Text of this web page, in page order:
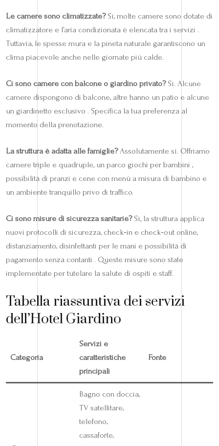
Le camere sono climatizzate?Sì, molte camere sono dotate di
climatizzatore e l’aria condizionata è elencata tra i servizi .
Tuttavia, le spesse mura e la pineta naturale garantiscono un
clima piacevole anche nelle giornate più calde.
Ci sono camere con balcone o giardino privato?Sì. Alcune
camere dispongono di balcone, altre hanno un patio e alcune
un giardinetto esclusivo . Specifica la tua preferenza al
momento della prenotazione.
La struttura è adatta alle famiglie?Assolutamente sì. Offriamo
camere triple e quadruple, un parco giochi per bambini ,
possibilità di pranzi e cene con menù a misura di bambino e
un ambiente tranquillo privo di traffico.
Ci sono misure di sicurezza sanitarie?Sì, la struttura applica
nuovi protocolli di sicurezza, check‑in e check‑out online,
distanziamento, disinfettanti per le mani e possibilità di
pagamento senza contanti . Queste misure sono state
implementate per tutelare la salute di ospiti e staff.
Tabella riassuntiva dei servizi
dell’Hotel Giardino
Categoria
Servizi e
caratteristiche
principali
Fonte
Bagno con doccia,
TV satellitare,
telefono,
cassaforte,